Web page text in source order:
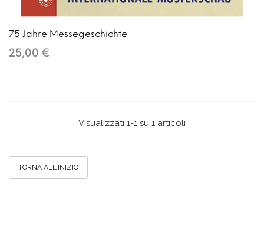
75 Jahre Messegeschichte
25,00 €
Visualizzati 1-1 su 1 articoli
TORNA ALL'INIZIO